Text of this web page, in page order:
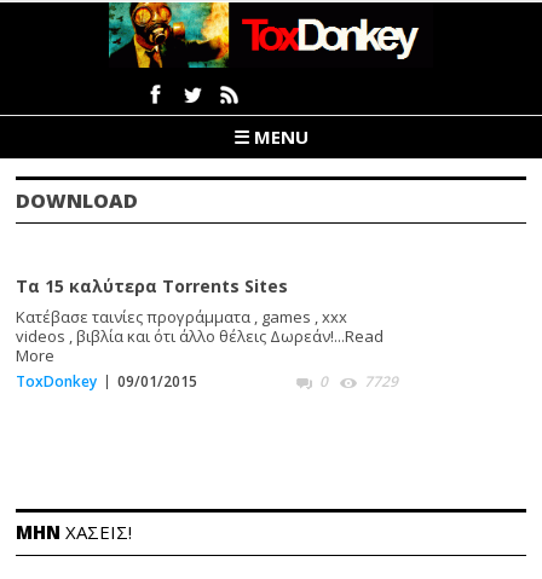
☰ MENU
DOWNLOAD
Τα 15 καλύτερα Torrents Sites
Κατέβασε ταινίες προγράμματα , games , xxx
videos , βιβλία και ότι άλλο θέλεις Δωρεάν!...Read
More
ToxDonkey 09/01/2015 7729
0
ΜΗΝ ΧΑΣΕΙΣ!